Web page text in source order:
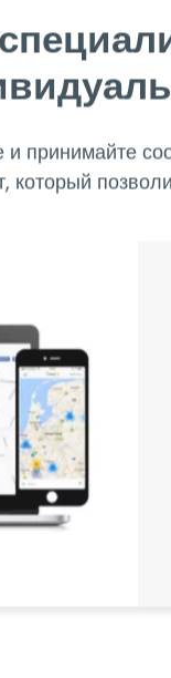
принимайте